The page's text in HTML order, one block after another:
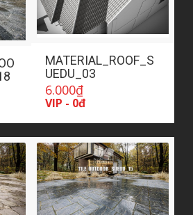
MATERIAL_ROOF_S
UEDU_03
6.000₫
VIP - 0đ